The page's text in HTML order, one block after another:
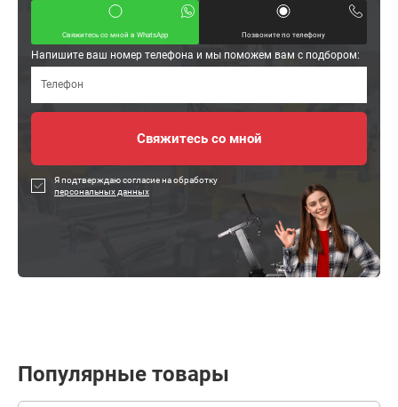
Свяжитесь со мной в WhatsApp Позвоните по телефону
Напишите ваш номер телефона и мы поможем вам с подбором:
Я подтверждаю согласие на обработку
персональных данных
Популярные товары